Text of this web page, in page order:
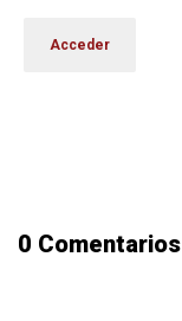
0 Comentarios